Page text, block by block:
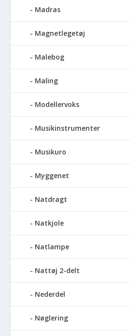
Madras
Magnetlegetøj
Malebog
Maling
Modellervoks
Musikinstrumenter
Musikuro
Myggenet
Natdragt
Natkjole
Natlampe
Nattøj 2-delt
Nederdel
Nøglering